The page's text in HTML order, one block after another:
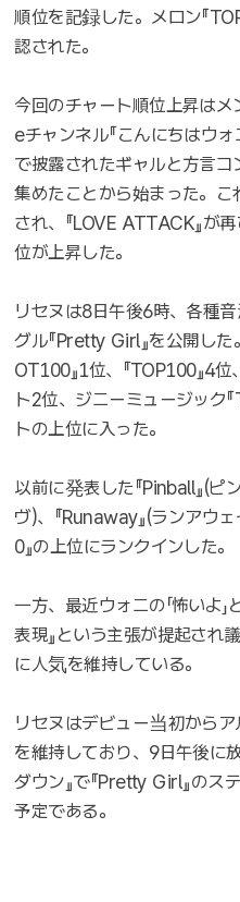
順位を記録した。メロン『
認された。
今回のチャート順位上昇は
eチャンネル『こんにちはウ
で披露されたギャルと方言
集めたことから始まった。こ
され、『LOVE ATTACK』が
位が上昇した。
リセヌは8日午後6時、各種
グル『Pretty Girl』を公開し
OT100』1位、『TOP100』4
ト2位、ジニーミュージック
トの上位に入った。
以前に発表した『Pinball』(ピ
ヴ)、『Runaway』(ランアウ
0』の上位にランクインした。
一方、最近ウォニの「怖いよ
表現』という主張が提起され
に人気を維持している。
リセヌはデビュー当初から
を維持しており、9日午後に
ダウン』で『Pretty Girl』の
予定である。